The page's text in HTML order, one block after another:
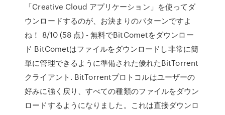
「Creative Cloud アプリケーション」を使ってダ
ウンロードするのが、お決まりのパターンですよ
ね！ 8/10 (58 点) - 無料でBitCometをダウンロー
ド BitCometはファイルをダウンロードし非常に簡
単に管理できるように準備された優れたBitTorrent
クライアント. BitTorrentプロトコルはユーザーの
好みに強く戻り、すべての種類のファイルをダウン
ロードするようになりました。これは直接ダウンロ